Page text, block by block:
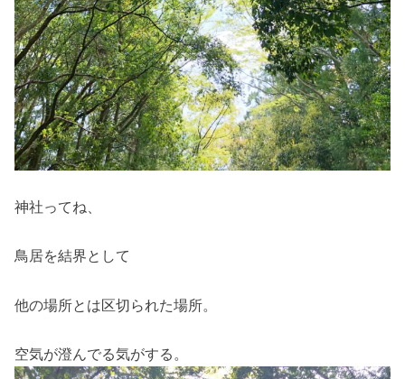
神社ってね、
鳥居を結界として
他の場所とは区切られた場所。
空気が澄んでる気がする。